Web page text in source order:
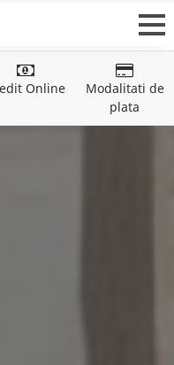
Online
Modalitati de
plata